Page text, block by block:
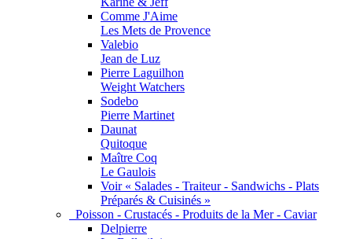
Comme J'Aime
Les Mets de Provence
Valebio
Jean de Luz
Pierre Laguilhon
Weight Watchers
Sodebo
Pierre Martinet
Daunat
Quitoque
Maître Coq
Le Gaulois
Voir « Salades - Traiteur - Sandwichs - Plats
Préparés & Cuisinés »
Poisson - Crustacés - Produits de la Mer - Caviar
Delpierre